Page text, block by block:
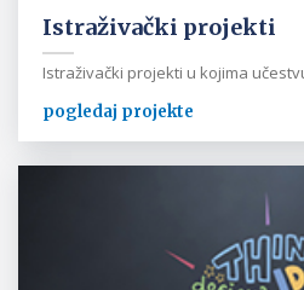
Istraživački projekti
Istraživački projekti u kojima
pogledaj projekte